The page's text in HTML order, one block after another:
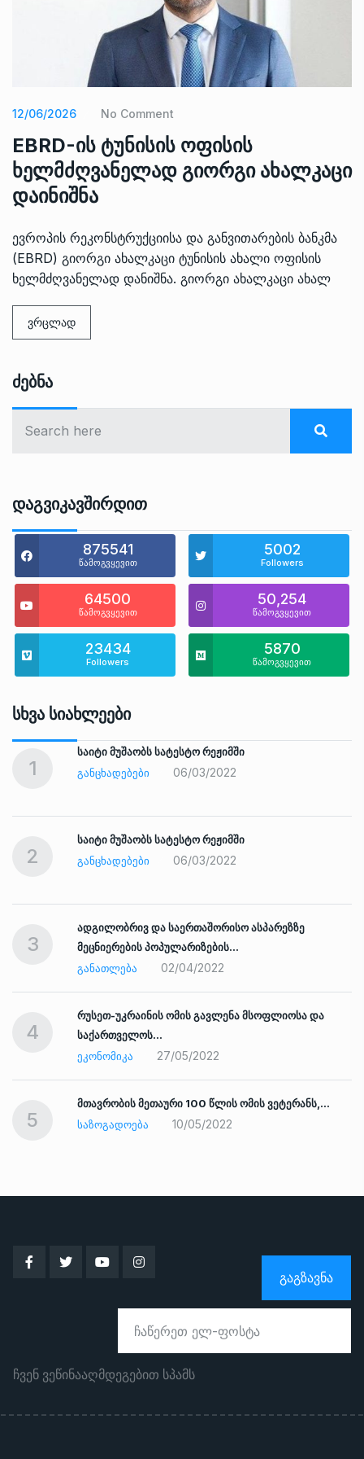
12/06/2026 No Comment
EBRD-ის ტუნისის ოფისის
ხელმძღვანელად გიორგი ახალკაცი
დაინიშნა
ევროპის რეკონსტრუქციისა და განვითარების ბანკმა
(EBRD) გიორგი ახალკაცი ტუნისის ახალი ოფისის
ხელმძღვანელად დანიშნა. გიორგი ახალკაცი ახალ
ვრცლად
Ძებნა
Დაგვიკავშირდით
875541
წამოგვყევით
5002
Followers
64500
წამოგვყევით
50,254
წამოგვყევით
23434
Followers
5870
წამოგვყევით
Სხვა Სიახლეები
1
საიტი მუშაობს სატესტო რეჟიმში
ᲒᲐᲜᲪᲮᲐᲓᲔᲑᲔᲑᲘ
06/03/2022
2
საიტი მუშაობს სატესტო რეჟიმში
ᲒᲐᲜᲪᲮᲐᲓᲔᲑᲔᲑᲘ
06/03/2022
3
ადგილობრივ და საერთაშორისო ასპარეზზე
მეცნიერების პოპულარიზების…
ᲒᲐᲜᲐᲗᲚᲔᲑᲐ
02/04/2022
4
რუსეთ-უკრაინის ომის გავლენა მსოფლიოსა და
საქართველოს…
ᲔᲙᲝᲜᲝᲛᲘᲙᲐ
27/05/2022
5
მთავრობის მეთაური 100 წლის ომის ვეტერანს,…
ᲡᲐᲖᲝᲒᲐᲓᲝᲔᲑᲐ
10/05/2022
ᲒᲐᲒᲖᲐᲕᲜᲐ
ჩვენ ვეწინააღმდეგებით სპამს